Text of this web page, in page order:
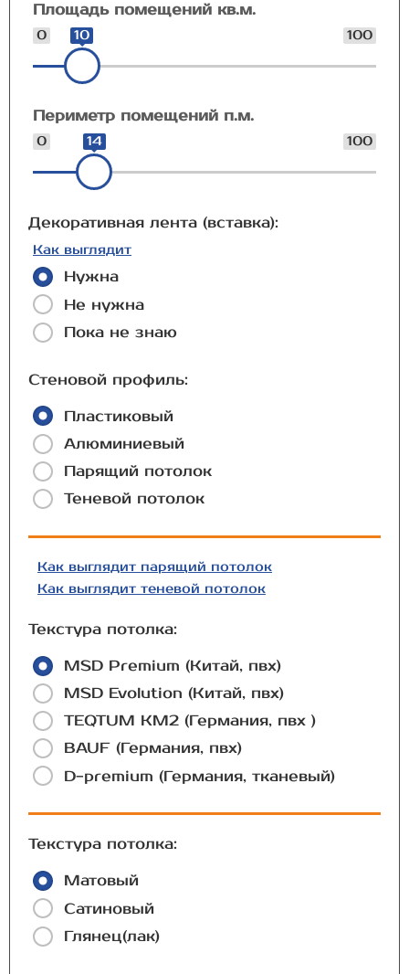
Площадь помещений кв.м.
0 100
10
Периметр помещений п.м.
0 100
14
Декоративная лента (вставка):
Как выглядит
Нужна
Не нужна
Пока не знаю
Стеновой профиль:
Пластиковый
Алюминиевый
Парящий потолок
Теневой потолок
Как выглядит парящий потолок
Как выглядит теневой потолок
Текстура потолка:
MSD Premium (Китай, пвх)
MSD Evolution (Китай, пвх)
TEQTUM КМ2 (Германия, пвх )
BAUF (Германия, пвх)
D-premium (Германия, тканевый)
Текстура потолка:
Матовый
Сатиновый
Глянец(лак)